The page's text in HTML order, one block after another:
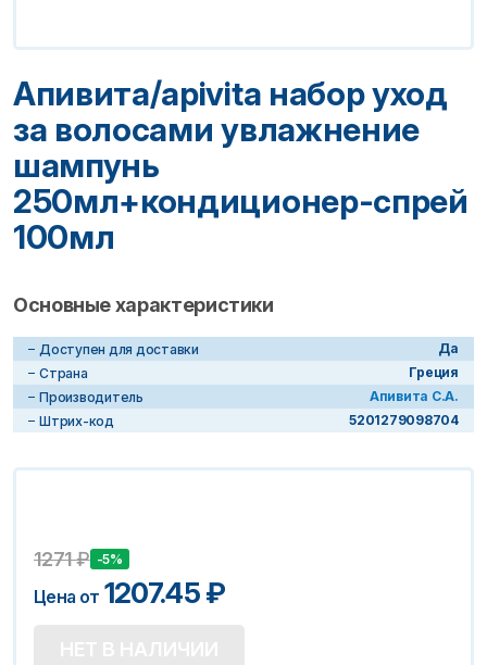
Апивита/apivita набор уход
за волосами увлажнение
шампунь
250мл+кондиционер-спрей
100мл
Основные характеристики
Доступен для доставки
Да
Страна
Греция
Производитель
Апивита С.А.
Штрих-код
5201279098704
1271₽ -5%
Цена от 1207.45₽